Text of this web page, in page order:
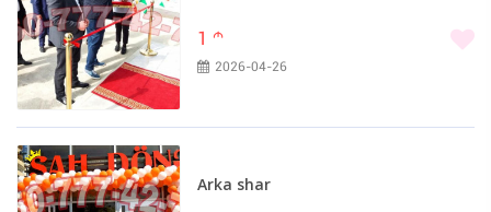
1 m
2026-04-26
Arka shar